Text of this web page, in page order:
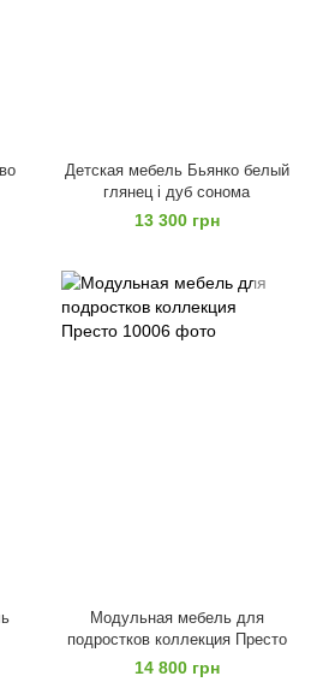
Детская мебель Бьянко белый
глянец і дуб сонома
13 300 грн
Модульная мебель для
подростков коллекция Престо
14 800 грн